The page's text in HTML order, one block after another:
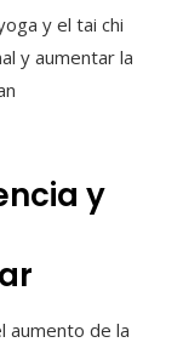
y el tai chi
y aumentar la
y
aumento de la